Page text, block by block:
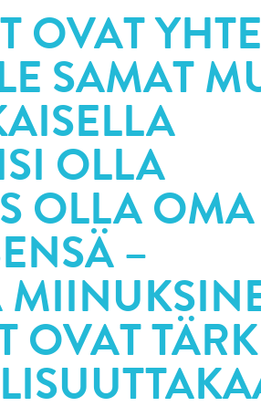
OVAT
SAMAT
OLLA
OLLA OMA
–
OVAT